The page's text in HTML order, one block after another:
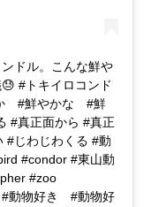
ドル。こんな鮮や
#トキイロコンド
#鮮やかな #鮮
#真正面から #真正
じわじわくる #動
#condor #東山動
#zoo
動物好き #動物好